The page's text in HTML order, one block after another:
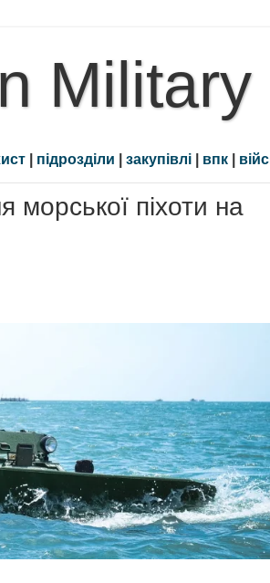
| підрозділи | закупівлі | впк |
морської піхоти на